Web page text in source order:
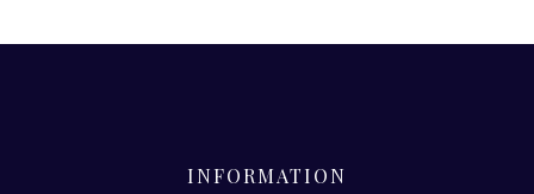
INFORMATION